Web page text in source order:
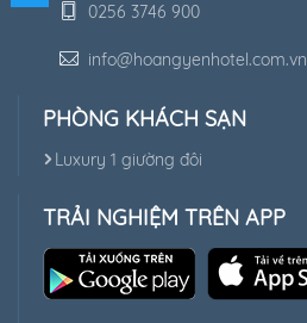
0256 3746 900
info@hoangyenhotel.com.vn
PHÒNG KHÁCH SẠN
Luxury 1 giường đôi
TRẢI NGHIỆM TRÊN APP